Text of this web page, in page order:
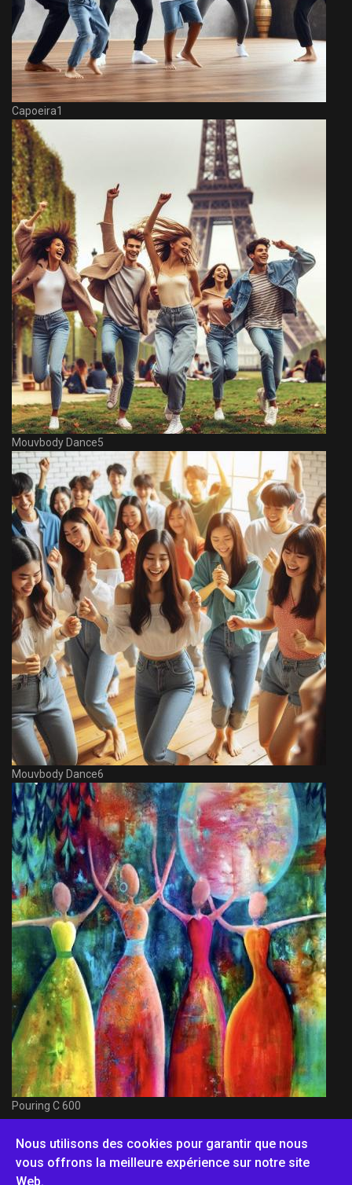
Capoeira1
Mouvbody Dance5
Mouvbody Dance6
Pouring C 600
Nous utilisons des cookies pour garantir que nous
vous offrons la meilleure expérience sur notre site
Web.